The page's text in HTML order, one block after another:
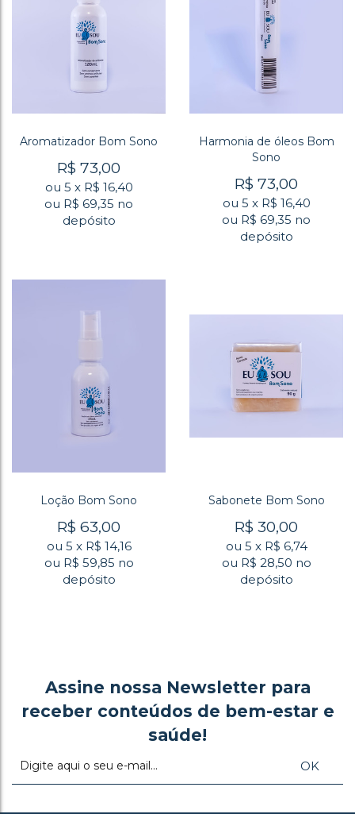
Aromatizador Bom Sono
R$ 73,00
ou 5 x R$ 16,40
ou R$ 69,35 no
depósito
Harmonia de óleos Bom
Sono
R$ 73,00
ou 5 x R$ 16,40
ou R$ 69,35 no
depósito
Loção Bom Sono
R$ 63,00
ou 5 x R$ 14,16
ou R$ 59,85 no
depósito
Sabonete Bom Sono
R$ 30,00
ou 5 x R$ 6,74
ou R$ 28,50 no
depósito
Assine nossa Newsletter para
receber conteúdos de bem-estar e
saúde!